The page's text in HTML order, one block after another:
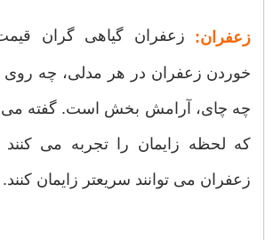
زعفران: زعفران گیاهی گران
خوردن زعفران در هر مدلی، چه
چه چای، آرامش بخش است. گفته می
که لحظه زایمان را تجربه می
زعفران می توانند سریعتر زایمان کنند.